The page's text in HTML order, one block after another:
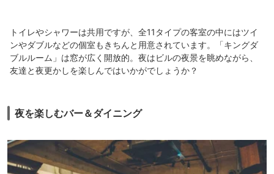
トイレやシャワーは共用ですが、全11タイプの客室の中にはツイ
ンやダブルなどの個室もきちんと用意されています。「キングダ
ブルルーム」は窓が広く開放的。夜はビルの夜景を眺めながら、
友達と夜更かしを楽しんではいかがでしょうか？
夜を楽しむバー＆ダイニング